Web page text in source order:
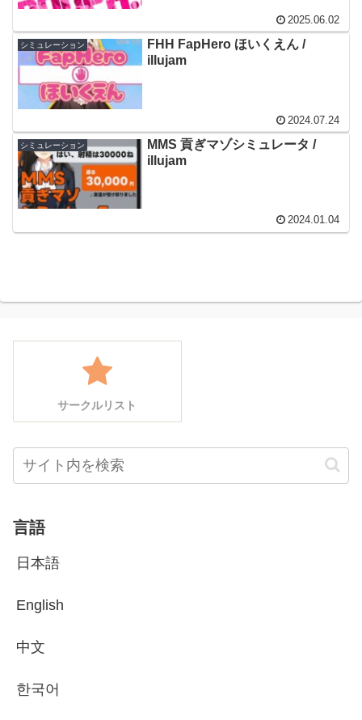
2025.06.02
シミュレーション
FHH FapHero ほいくえん /
illujam
2024.07.24
シミュレーション
MMS 貢ぎマゾシミュレータ /
illujam
2024.01.04
サークルリスト
言語
日本語
English
中文
한국어